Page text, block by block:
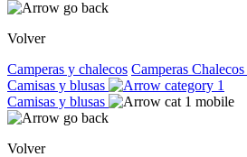
Volver
Camperas y chalecos Camperas Chalecos
Camisas y blusas
Camisas y blusas
Volver